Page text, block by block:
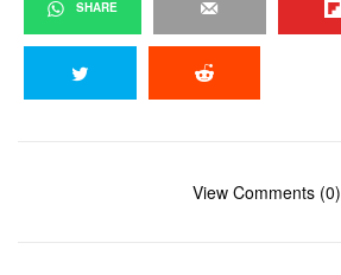
SHARE
View Comments (0)